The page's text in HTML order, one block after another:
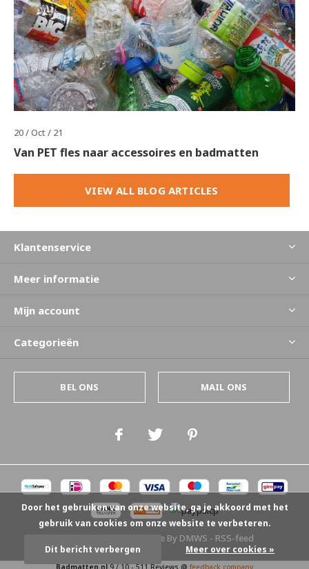
20 / Oct / 21
Van PET fles naar accessoires en badmatten
VIEW ALL BLOG ARTICLES
Klantenservice
Meer informatie
Mijn account
Categorieën
BEL ONS MAIL ONS
- Theme By DMWS - RSS-feed
Door het gebruiken van onze website, ga je akkoord met het
gebruik van cookies om onze website te verbeteren.
Dit bericht verbergen Meer over cookies »